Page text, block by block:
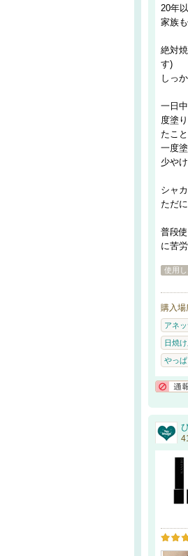
20年
家族
絶対
す)
しっ
一日
度塗
たこと
一度
少や
シャ
ただ
普段
に苦
使用
購入場
アネ
日焼
やっ